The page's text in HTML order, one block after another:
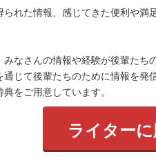
れた情報、感じてきた便利や
みなさんの情報や経験が後輩たち
じて後輩たちのために情報を発
をご用意しています。
ライター